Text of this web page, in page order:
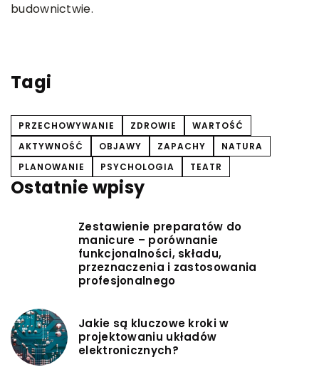
budownictwie.
Tagi
PRZECHOWYWANIE ZDROWIE
WARTOŚĆ
AKTYWNOŚĆ
OBJAWY ZAPACHY
NATURA
PLANOWANIE
PSYCHOLOGIA TEATR
Ostatnie wpisy
Zestawienie preparatów do
manicure – porównanie
funkcjonalności, składu,
przeznaczenia i zastosowania
profesjonalnego
Jakie są kluczowe kroki w
projektowaniu układów
elektronicznych?